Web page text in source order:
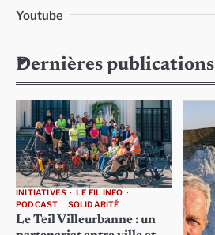
Youtube
Dernières publications
INITIATIVES
LE FIL INFO
PODCAST
SOLIDARITÉ
Le Teil Villeurbanne : un